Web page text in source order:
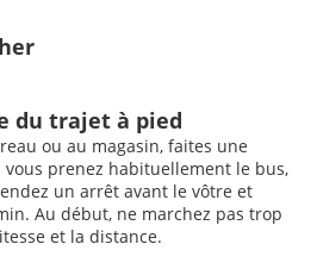
du trajet à pied
ou au magasin, faites une
prenez habituellement le bus,
un arrêt avant le vôtre et
Au début, ne marchez pas trop
et la distance.